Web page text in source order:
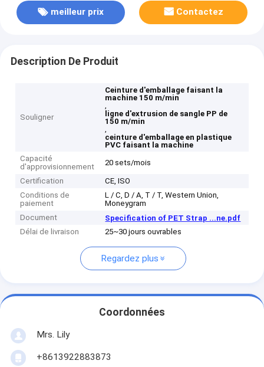
meilleur prix Contactez
Description De Produit
Souligner
Ceinture d'emballage faisant la
machine 150 m/min
,
ligne d'extrusion de sangle PP de
150 m/min
,
ceinture d'emballage en plastique
PVC faisant la machine
Capacité
d'approvisionnement
20 sets/mois
Certification
CE, ISO
Conditions de
paiement
L / C, D / A, T / T, Western Union,
Moneygram
Document
Specification of PET Strap ...ne.pdf
Délai de livraison
25~30 jours ouvrables
Regardez plus
Coordonnées
Mrs. Lily
+8613922883873